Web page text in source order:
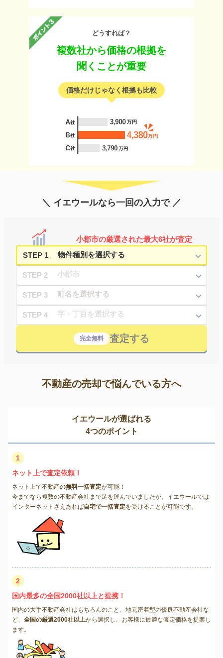
どうすれば？
複数社から価格の根拠を
聞くことが重要
価格だけじゃなく根拠も比較
＼ イエウールなら一回の入力で ／
小郡市の厳選された最大6社が査定
STEP 1
STEP 2
STEP 3
STEP 4
完全無料 査定する
不動産の売却で悩んでいる方へ
イエウールが選ばれる
4つのポイント
1
ネット上で査定依頼！
ネット上で不動産の無料一括査定が可能！
今までなら複数の不動産会社まで足を運んでいましたが、イエウールでは
インターネットさえあれば自宅で一括査定を受けることが可能です。
2
国内最多の全国2000社以上と提携！
国内の大手不動産会社はもちろんのこと、地元密着型の優良不動産会社な
ど、 全国の厳選2000社以上から選択し、お客様に最適な査定価格を提案し
ます。